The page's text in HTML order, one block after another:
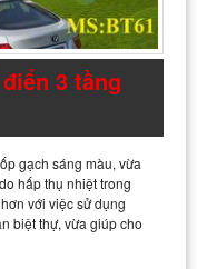
3 tầng
gạch sáng màu, vừa
hấp thụ nhiệt trong
với việc sử dụng
biệt thự, vừa giúp cho